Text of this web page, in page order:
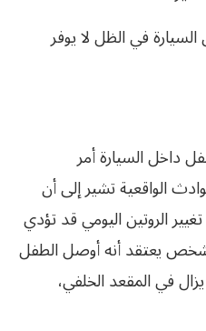
السيارة في الظل لا يوفر
داخل السيارة أمر
الواقعية تشير إلى أن
تغيير الروتين اليومي قد تؤدي
يعتقد أنه أوصل الطفل
في المقعد الخلفي،